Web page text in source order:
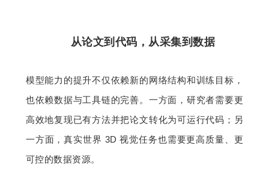
从论文到代码，从采集到数据
模型能力的提升不仅依赖新的网络结构和训练目标，
也依赖数据与工具链的完善。一方面，研究者需要更
高效地复现已有方法并把论文转化为可运行代码；另
一方面，真实世界 3D 视觉任务也需要更高质量、更
可控的数据资源。